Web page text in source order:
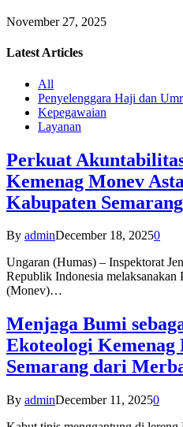
November 27, 2025
Latest Articles
All
Penyelenggara Haji dan
Kepegawaian
Layanan
Perkuat
Kemenag Monev
Kabupaten Semarang
By adminDecember 18, 20250
Ungaran (Humas) – Inspektorat
Republik Indonesia melaksanakan
(Monev)…
Menjaga Bumi
Ekoteologi Kemenag
Semarang dari
By adminDecember 11, 20250